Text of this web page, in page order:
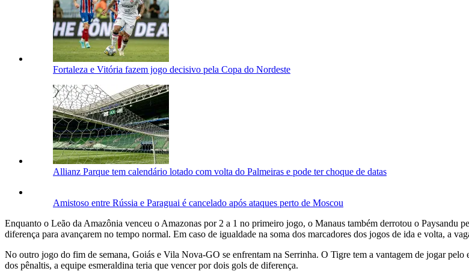
Fortaleza e Vitória fazem jogo decisivo pela Copa do Nordeste
Allianz Parque tem calendário lotado com volta do Palmeiras e pode ter choque de datas
Amistoso entre Rússia e Paraguai é cancelado após ataques perto de Moscou
Enquanto o Leão da Amazônia venceu o Amazonas por 2 a 1 no primeiro jogo, o Manaus também derrotou o Paysandu
diferença para avançarem no tempo normal. Em caso de igualdade na soma dos marcadores dos jogos de ida e volta, a
No outro jogo do fim de semana, Goiás e Vila Nova-GO se enfrentam na Serrinha. O Tigre tem a vantagem de jogar
dos pênaltis, a equipe esmeraldina teria que vencer por dois gols de diferença.